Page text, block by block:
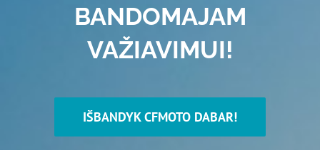
BANDOMAJAM
VAŽIAVIMUI!
IŠBANDYK CFMOTO DABAR!